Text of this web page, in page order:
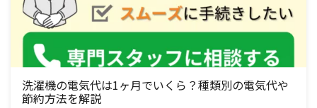
洗濯機の電気代は1ヶ月でいくら？種類別の電気代や
節約方法を解説